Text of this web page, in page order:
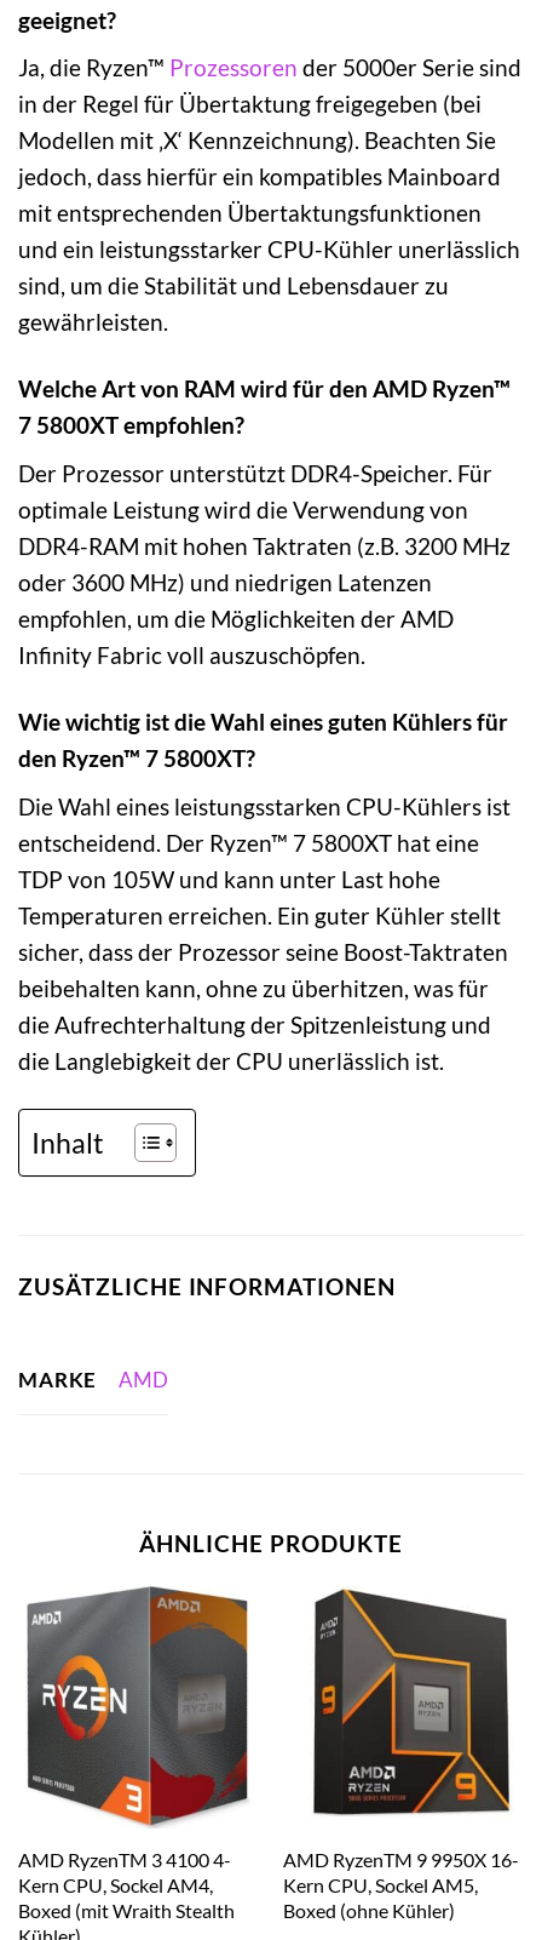
geeignet?
Ja, die Ryzen™ Prozessoren der 5000er Serie sind
in der Regel für Übertaktung freigegeben (bei
Modellen mit ‚X‘ Kennzeichnung). Beachten Sie
jedoch, dass hierfür ein kompatibles Mainboard
mit entsprechenden Übertaktungsfunktionen
und ein leistungsstarker CPU-Kühler unerlässlich
sind, um die Stabilität und Lebensdauer zu
gewährleisten.
Welche Art von RAM wird für den AMD Ryzen™
7 5800XT empfohlen?
Der Prozessor unterstützt DDR4-Speicher. Für
optimale Leistung wird die Verwendung von
DDR4-RAM mit hohen Taktraten (z.B. 3200 MHz
oder 3600 MHz) und niedrigen Latenzen
empfohlen, um die Möglichkeiten der AMD
Infinity Fabric voll auszuschöpfen.
Wie wichtig ist die Wahl eines guten Kühlers für
den Ryzen™ 7 5800XT?
Die Wahl eines leistungsstarken CPU-Kühlers ist
entscheidend. Der Ryzen™ 7 5800XT hat eine
TDP von 105W und kann unter Last hohe
Temperaturen erreichen. Ein guter Kühler stellt
sicher, dass der Prozessor seine Boost-Taktraten
beibehalten kann, ohne zu überhitzen, was für
die Aufrechterhaltung der Spitzenleistung und
die Langlebigkeit der CPU unerlässlich ist.
Inhalt
ZUSÄTZLICHE INFORMATIONEN
MARKE AMD
ÄHNLICHE PRODUKTE
AMD RyzenTM 3 4100 4-
Kern CPU, Sockel AM4,
Boxed (mit Wraith Stealth
Kühler)
AMD RyzenTM 9 9950X 16-
Kern CPU, Sockel AM5,
Boxed (ohne Kühler)